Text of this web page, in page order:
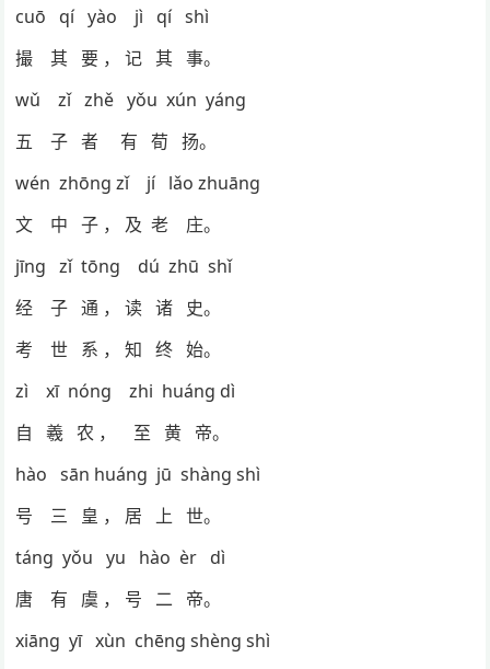
cuō qí yào jì qí shì
撮 其 要 ， 记 其 事。
wǔ zǐ zhě yǒu xún yáng
五 子 者 有 荀 扬。
wén zhōng zǐ jí lǎo zhuāng
文 中 子 ， 及 老 庄。
jīng zǐ tōng dú zhū shǐ
经 子 通 ， 读 诸 史。
考 世 系 ， 知 终 始。
zì xī nóng zhi huáng dì
自 羲 农 ， 至 黄 帝。
hào sān huáng jū shàng shì
号 三 皇 ， 居 上 世。
táng yǒu yu hào èr dì
唐 有 虞 ， 号 二 帝。
xiāng yī xùn chēng shèng shì